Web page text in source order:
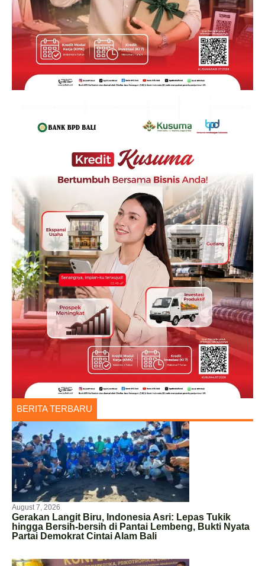
BERITA TERBARU
August 7, 2026
Gerakan Langit Biru, Indonesia Asri: Lepas Tukik
hingga Bersih-bersih di Pantai Lembeng, Bukti Nyata
Partai Demokrat Cintai Alam Bali